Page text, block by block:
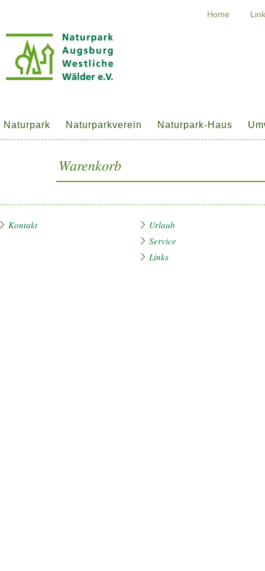
Home
Naturpark Naturparkverein Naturpark-Haus
Warenkorb
Kontakt
Urlaub
Service
Links